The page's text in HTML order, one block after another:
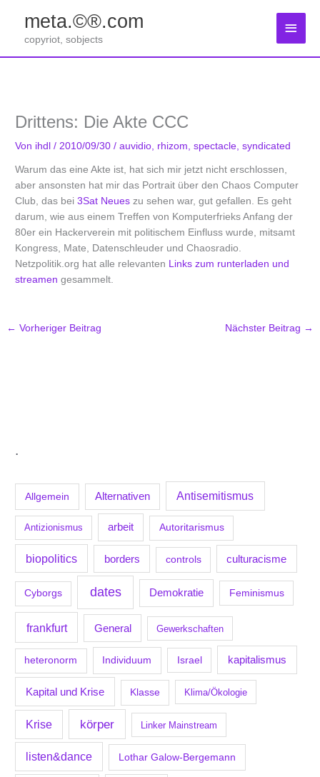
springen
meta.©®.com
copyriot, sobjects
.
Allgemein Alternativen Antisemitismus
Antizionismus arbeit Autoritarismus
biopolitics borders controls culturacisme
Cyborgs dates Demokratie Feminismus
frankfurt General Gewerkschaften
heteronorm Individuum Israel kapitalismus
Kapital und Krise Klasse Klima/Ökologie
Krise körper Linker Mainstream
listen&dance Lothar Galow-Bergemann
Drittens: Die Akte CCC
Von ihdl/ 2010/09/30/auvidio rhizom ,spectacle ,syndicated
Warum das eine Akte ist, hat sich mir jetzt nicht erschlossen,
aber ansonsten hat mir das Portrait über den Chaos Computer
Club, das bei3Sat Neues zu sehen war, gut gefallen. Es geht
darum, wie aus einem Treffen von Komputerfrieks Anfang der
80er ein Hackerverein mit politischem Einfluss wurde, mitsamt
Kongress, Mate, Datenschleuder und Chaosradio.
Netzpolitik.org hat alle relevanten Links zum runterladen und
streamen gesammelt.
← Vorheriger Beitrag Nächster Beitrag →